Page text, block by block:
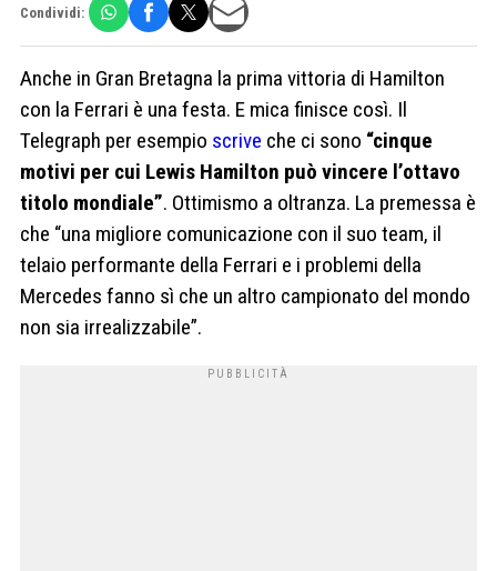
Condividi:
Anche in Gran Bretagna la prima vittoria di Hamilton
con la Ferrari è una festa. E mica finisce così. Il
Telegraph per esempio scrive che ci sono “cinque
motivi per cui Lewis Hamilton può vincere l’ottavo
titolo mondiale”. Ottimismo a oltranza. La premessa è
che “una migliore comunicazione con il suo team, il
telaio performante della Ferrari e i problemi della
Mercedes fanno sì che un altro campionato del mondo
non sia irrealizzabile”.